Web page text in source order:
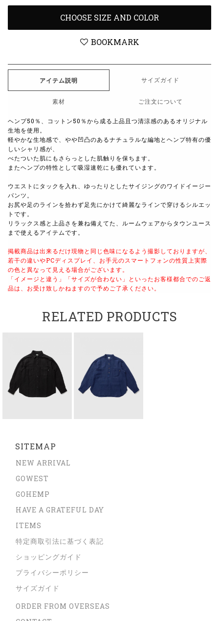
CHOOSE SIZE AND COLOR
BOOKMARK
アイテム説明 サイズガイド
素材 ご注文について
ヘンプ50％、コットン50％から成る上品且つ清涼感のあるオリジナル
生地を使用。
軽やかな生地感で、やや凹凸のあるナチュラルな編地とヘンプ特有の優
しいシャリ感が、
べたついた肌にもさらっとした肌触りを保ちます。
またヘンプの特性として吸湿速乾にも優れています。
ウエストにタックを入れ、ゆったりとしたサイジングのワイドイージー
パンツ。
お尻や足のラインを拾わず足先にかけて綺麗なラインで穿けるシルエッ
トです。
リラックス感と上品さを兼ね備えてた、ルームウェアからタウンユース
まで使えるアイテムです。
掲載商品は出来るだけ現物と同じ色味になるよう撮影しておりますが、
若干の違いやPCディスプレイ、お手元のスマートフォンの性質上実際
の色と異なって見える場合がございます。
「イメージと違う」「サイズが合わない」といったお客様都合でのご返
品は、お受け致しかねますので予めご了承ください。
RELATED PRODUCTS
SITEMAP
NEW ARRIVAL
GOWEST
GOHEMP
HAVE A GRATEFUL DAY
ITEMS
特定商取引法に基づく表記
ショッピングガイド
プライバシーポリシー
サイズガイド
ORDER FROM OVERSEAS